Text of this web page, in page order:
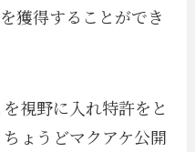
獲得することができ
視野に入れ特許をと
ょうどマクアケ公開